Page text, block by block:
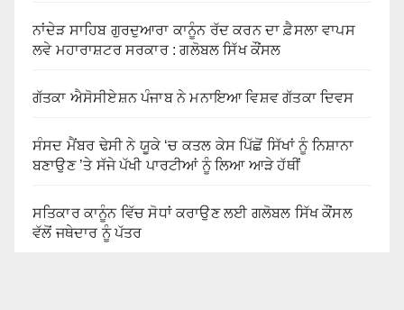
ਨਾਂਦੇੜ ਸਾਹਿਬ ਗੁਰਦੁਆਰਾ ਕਾਨੂੰਨ ਰੱਦ ਕਰਨ ਦਾ ਫ਼ੈਸਲਾ ਵਾਪਸ
ਲਵੇ ਮਹਾਰਾਸ਼ਟਰ ਸਰਕਾਰ : ਗਲੋਬਲ ਸਿੱਖ ਕੌਂਸਲ
ਗੱਤਕਾ ਐਸੋਸੀਏਸ਼ਨ ਪੰਜਾਬ ਨੇ ਮਨਾਇਆ ਵਿਸ਼ਵ ਗੱਤਕਾ ਦਿਵਸ
ਸੰਸਦ ਮੈਂਬਰ ਢੇਸੀ ਨੇ ਯੂਕੇ ‘ਚ ਕਤਲ ਕੇਸ ਪਿੱਛੋਂ ਸਿੱਖਾਂ ਨੂੰ ਨਿਸ਼ਾਨਾ
ਬਣਾਉਣ ’ਤੇ ਸੱਜੇ ਪੱਖੀ ਪਾਰਟੀਆਂ ਨੂੰ ਲਿਆ ਆੜੇ ਹੱਥੀਂ
ਸਤਿਕਾਰ ਕਾਨੂੰਨ ਵਿੱਚ ਸੋਧਾਂ ਕਰਾਉਣ ਲਈ ਗਲੋਬਲ ਸਿੱਖ ਕੌਂਸਲ
ਵੱਲੋਂ ਜਥੇਦਾਰ ਨੂੰ ਪੱਤਰ